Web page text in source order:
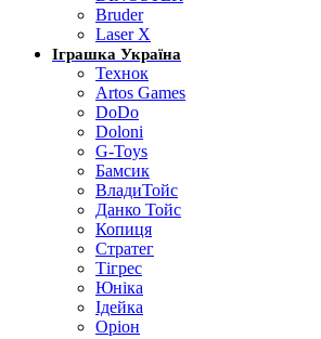
Bruder
Laser X
Іграшка Україна
Технок
Artos Games
DoDo
Doloni
G-Toys
Бамсик
ВладиТойс
Данко Тойс
Копиця
Стратег
Тігрес
Юніка
Ідейка
Оріон